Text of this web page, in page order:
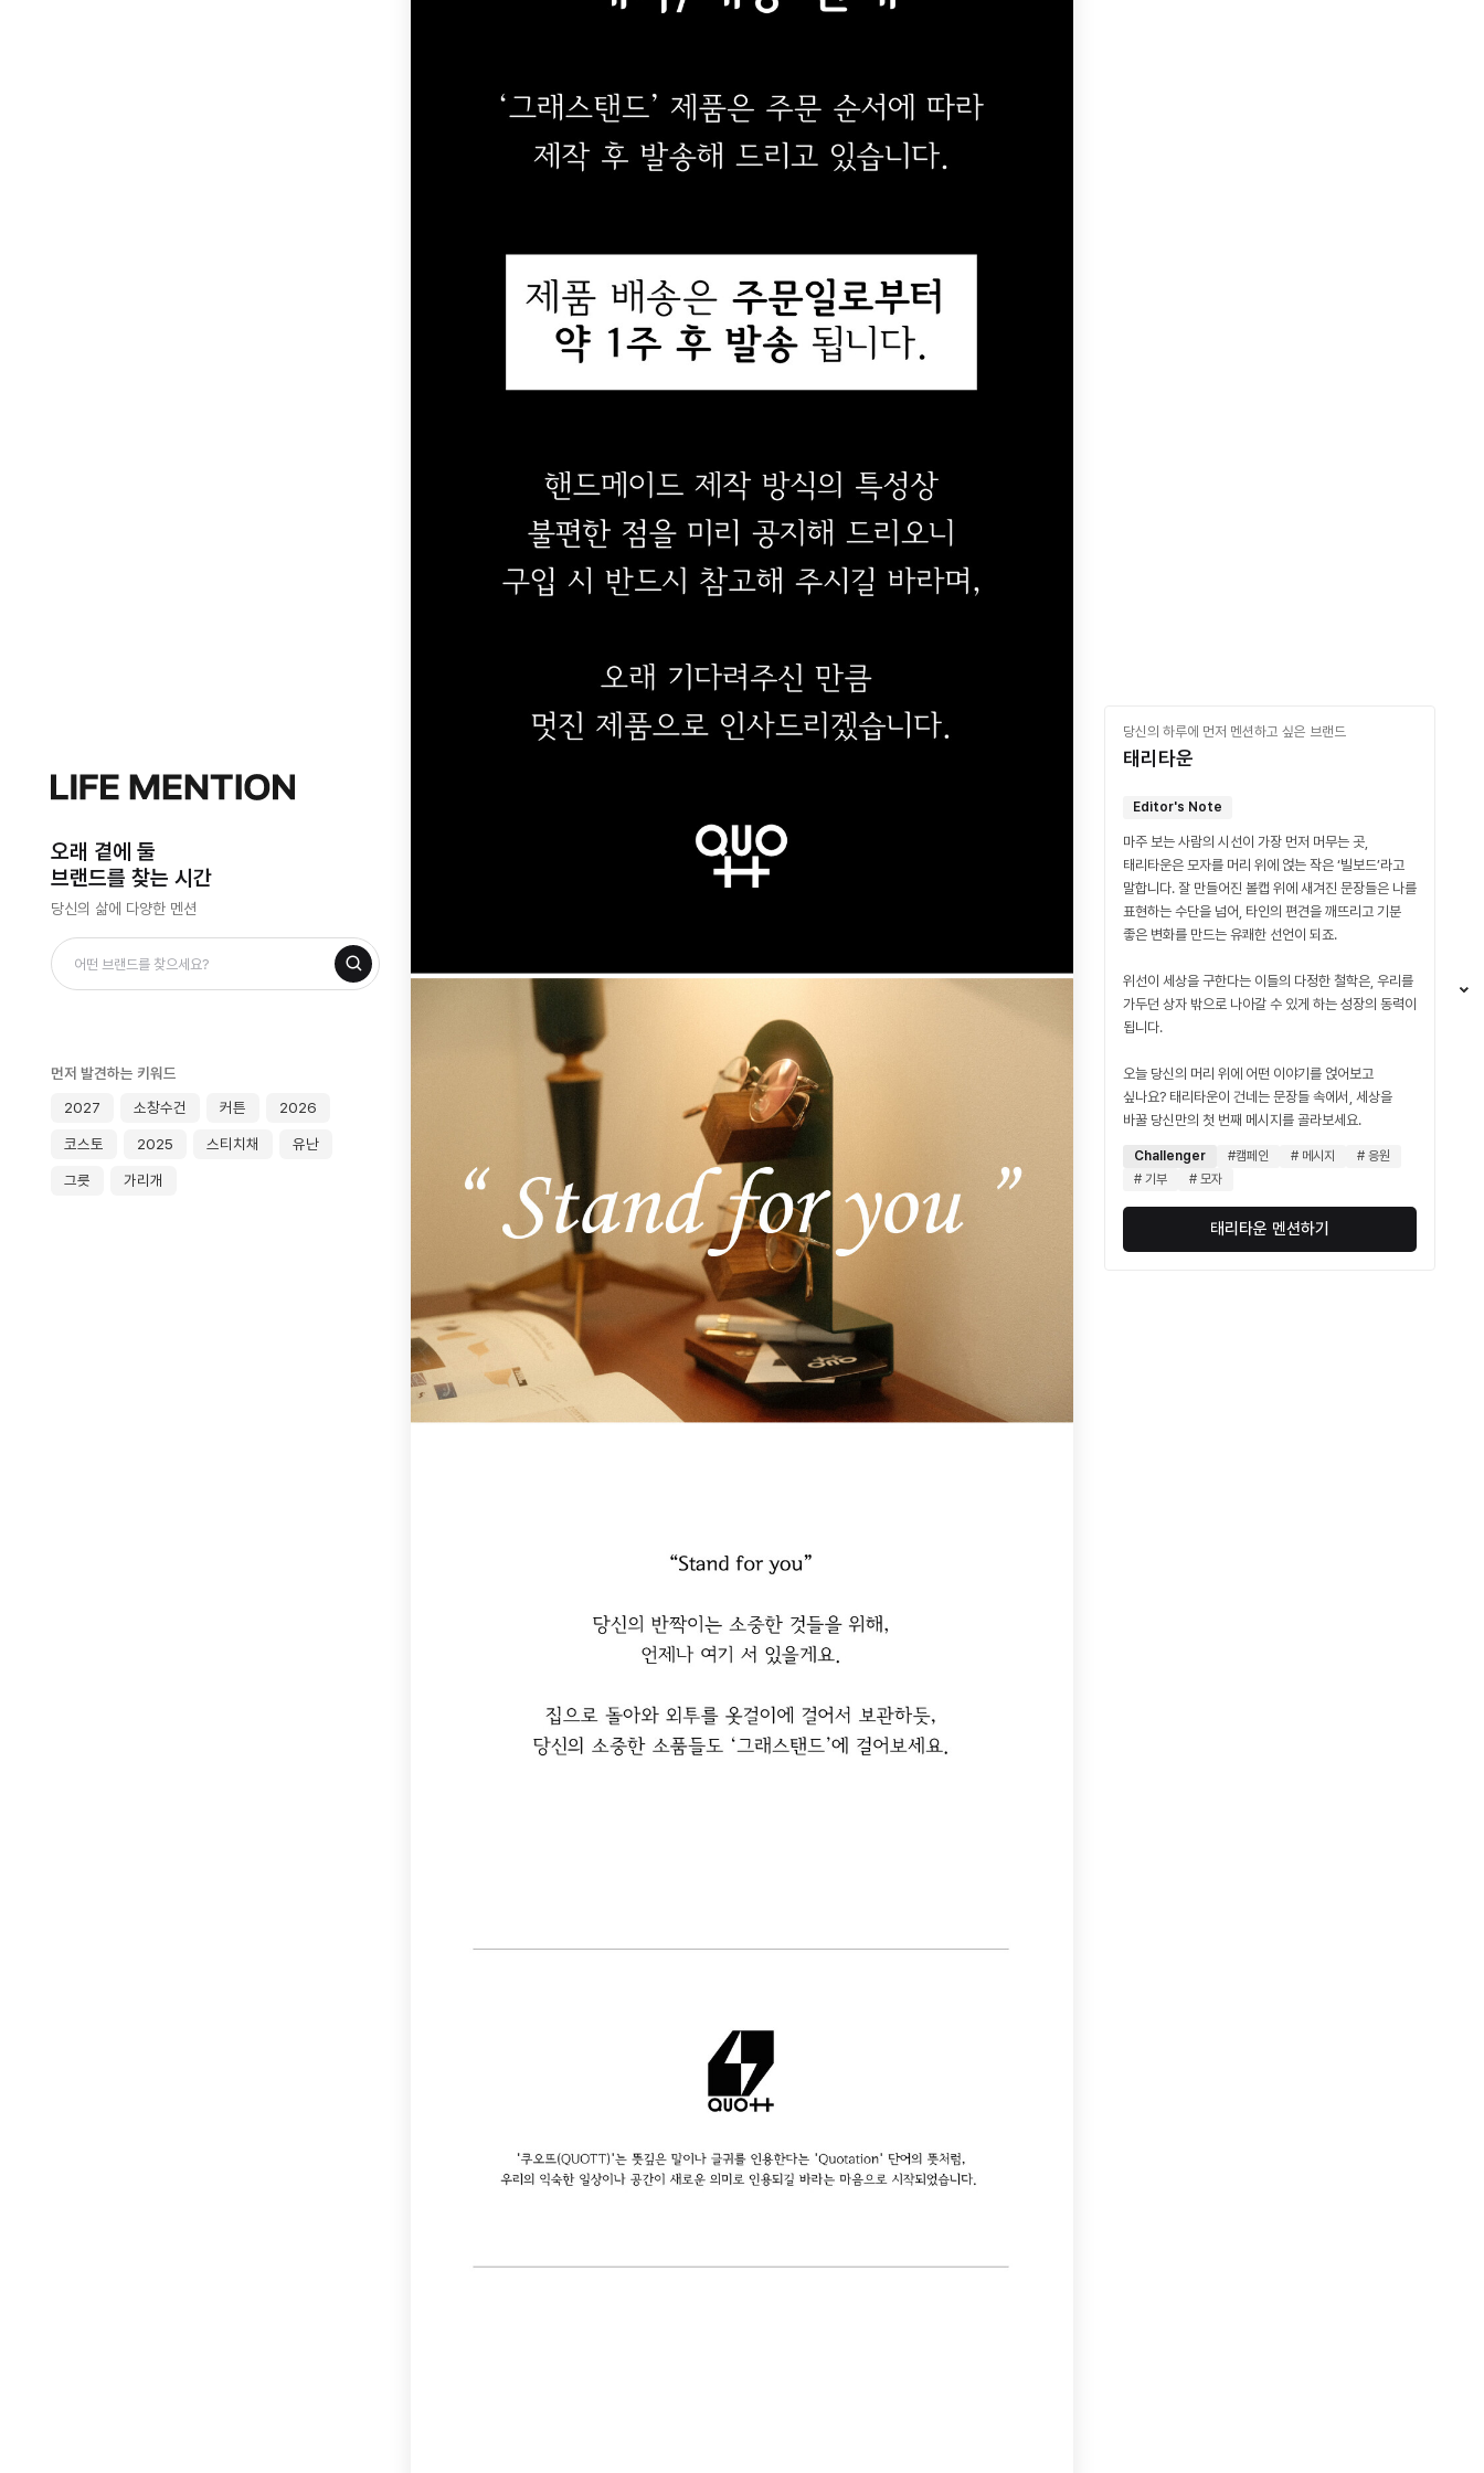
오래 곁에 둘
브랜드를 찾는 시간
당신의 삶에 다양한 멘션
먼저 발견하는 키워드
2027
소창수건 커튼 2026
코스토 2025 스티치채 유난
그릇 가리개
당신의 하루에 먼저 멘션하고 싶은 브랜드
태리타운
Editor's Note
마주 보는 사람의 시선이 가장 먼저 머무는 곳,
태리타운은 모자를 머리 위에 얹는 작은 ‘빌보드’라고
말합니다. 잘 만들어진 볼캡 위에 새겨진 문장들은 나를
표현하는 수단을 넘어, 타인의 편견을 깨뜨리고 기분
좋은 변화를 만드는 유쾌한 선언이 되죠.
위선이 세상을 구한다는 이들의 다정한 철학은, 우리를
가두던 상자 밖으로 나아갈 수 있게 하는 성장의 동력이
됩니다.
오늘 당신의 머리 위에 어떤 이야기를 얹어보고
싶나요? 태리타운이 건네는 문장들 속에서, 세상을
바꿀 당신만의 첫 번째 메시지를 골라보세요.
Challenger #캠페인 # 메시지
# 응원
# 기부
# 모자
태리타운 멘션하기